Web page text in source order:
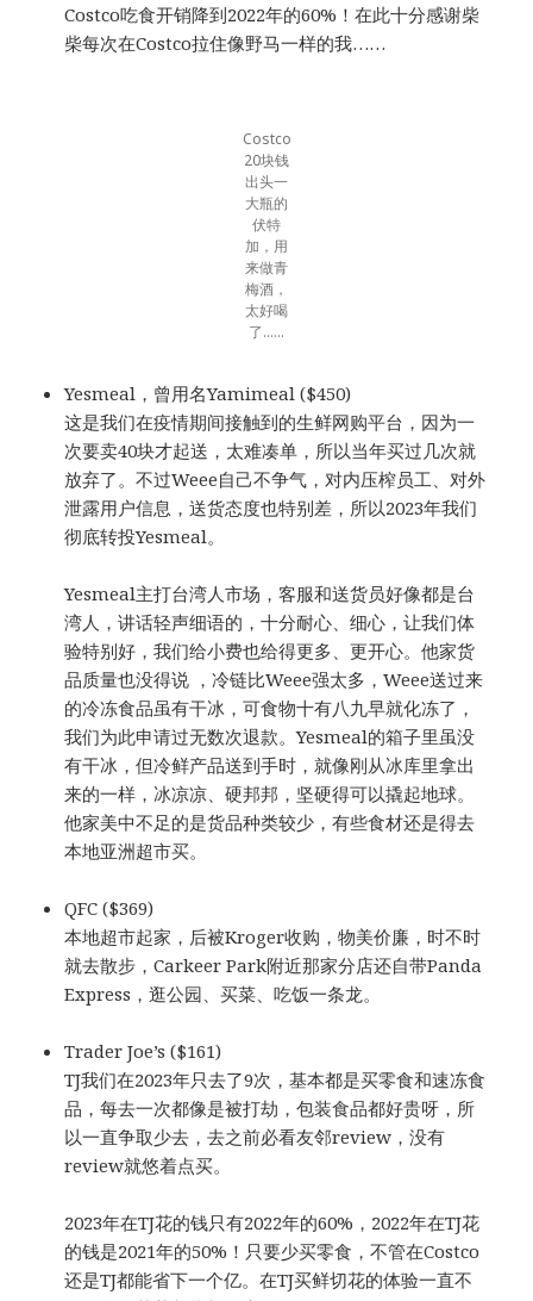
Costco吃食开销降到2022年的60%！在此十分感谢柴
柴每次在Costco拉住像野马一样的我……
Costco
20块钱
出头一
大瓶的
伏特
加，用
来做青
梅酒，
太好喝
了……
Yesmeal，曾用名Yamimeal ($450)
这是我们在疫情期间接触到的生鲜网购平台，因为一
次要卖40块才起送，太难凑单，所以当年买过几次就
放弃了。不过Weee自己不争气，对内压榨员工、对外
泄露用户信息，送货态度也特别差，所以2023年我们
彻底转投Yesmeal。
Yesmeal主打台湾人市场，客服和送货员好像都是台
湾人，讲话轻声细语的，十分耐心、细心，让我们体
验特别好，我们给小费也给得更多、更开心。他家货
品质量也没得说 ，冷链比Weee强太多，Weee送过来
的冷冻食品虽有干冰，可食物十有八九早就化冻了，
我们为此申请过无数次退款。Yesmeal的箱子里虽没
有干冰，但冷鲜产品送到手时，就像刚从冰库里拿出
来的一样，冰凉凉、硬邦邦，坚硬得可以撬起地球。
他家美中不足的是货品种类较少，有些食材还是得去
本地亚洲超市买。
QFC ($369)
本地超市起家，后被Kroger收购，物美价廉，时不时
就去散步，Carkeer Park附近那家分店还自带Panda
Express，逛公园、买菜、吃饭一条龙。
Trader Joe’s ($161)
TJ我们在2023年只去了9次，基本都是买零食和速冻食
品，每去一次都像是被打劫，包装食品都好贵呀，所
以一直争取少去，去之前必看友邻review，没有
review就悠着点买。
2023年在TJ花的钱只有2022年的60%，2022年在TJ花
的钱是2021年的50%！只要少买零食，不管在Costco
还是TJ都能省下一个亿。在TJ买鲜切花的体验一直不